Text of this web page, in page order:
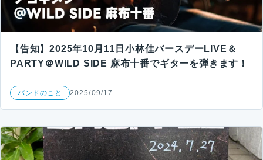
【告知】2025年10月11日小林佳バースデーLIVE＆
PARTY＠WILD SIDE 麻布十番でギターを弾きます！
バンドのこと 2025/09/17